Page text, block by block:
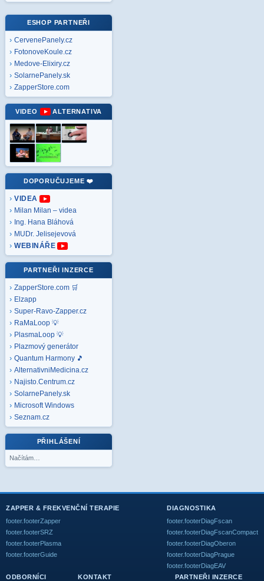
ESHOP PARTNEŘI
CervenePanely.cz
FotonoveKoule.cz
Medove-Elixiry.cz
SolarnePanely.sk
ZapperStore.com
VIDEO ALTERNATIVA
DOPORUČUJEME ❤️
VIDEA
Milan Milan – videa
Ing. Hana Bláhová
MUDr. Jelisejevová
WEBINÁŘE
PARTNEŘI INZERCE
ZapperStore.com 🛒
Elzapp
Super-Ravo-Zapper.cz
RaMaLoop 💡
PlasmaLoop 💡
Plazmový generátor
Quantum Harmony 🎵
AlternativniMedicina.cz
Najisto.Centrum.cz
SolarnePanely.sk
Microsoft Windows
Seznam.cz
PŘIHLÁŠENÍ
Načítám…
ZAPPER & FREKVENČNÍ TERAPIE
footer.footerZapper
footer.footerSRZ
footer.footerPlasma
footer.footerGuide
DIAGNOSTIKA
footer.footerDiagFscan
footer.footerDiagFscanCompact
footer.footerDiagOberon
footer.footerDiagPrague
footer.footerDiagEAV
ODBORNÍCI
KONTAKT PARTNEŘI INZERCE